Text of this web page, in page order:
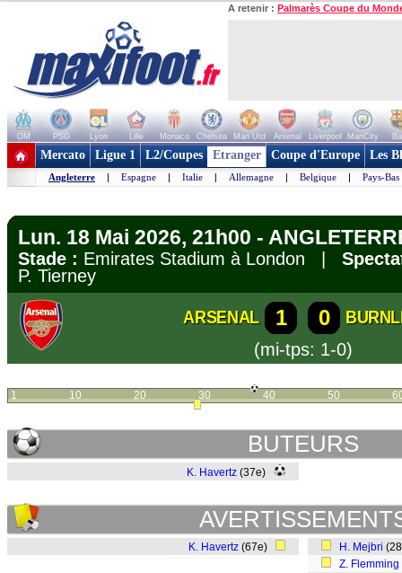
A retenir : Palmarès Coupe du
OM PSG Lyon Lille Monaco Chelsea Man Utd Arsenal Liverpool ManCity
+ de clubs
Mercato Ligue 1 L2/Coupes Etranger Coupe d'Europe Les
Angleterre | Espagne | Italie | Allemagne | Belgique | Pays-Bas
Lun. 18 Mai 2026, 21h00 -
Stade : Emirates Stadium à London |
P. Tierney
ARSENAL 1 0
(mi-tps: 1-0)
1 10 20 30 40 50
BUTEURS
K. Havertz (37e)
K. Havertz (67e) H. Mejbri
Z. Flemming